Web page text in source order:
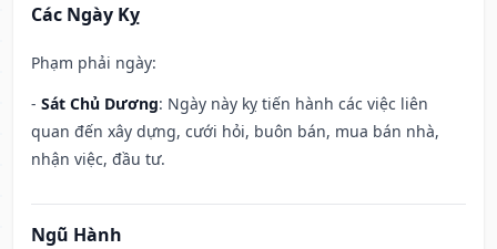
Các Ngày Kỵ
Phạm phải ngày:
- Sát Chủ Dương: Ngày này kỵ tiến hành các việc liên
quan đến xây dựng, cưới hỏi, buôn bán, mua bán nhà,
nhận việc, đầu tư.
Ngũ Hành